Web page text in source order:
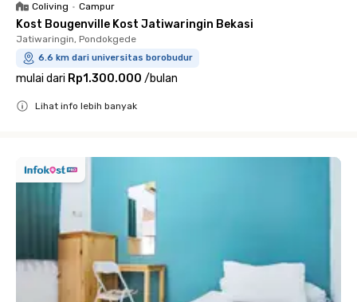
Coliving • Campur
Kost Bougenville Kost Jatiwaringin Bekasi
Jatiwaringin, Pondokgede
6.6 km dari universitas borobudur
mulai dari Rp1.300.000 /bulan
Lihat info lebih banyak